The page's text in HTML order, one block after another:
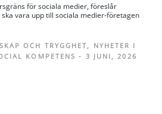
för sociala medier, föreslår
vara upp till sociala medier-företagen
OCH TRYGGHET, NYHETER I
KOMPETENS - 3 JUNI, 2026